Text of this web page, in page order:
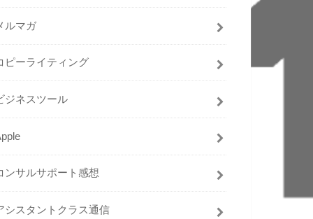
ルマガ
ピーライティング
ジネスツール
ンサルサポート感想
シスタントクラス通信